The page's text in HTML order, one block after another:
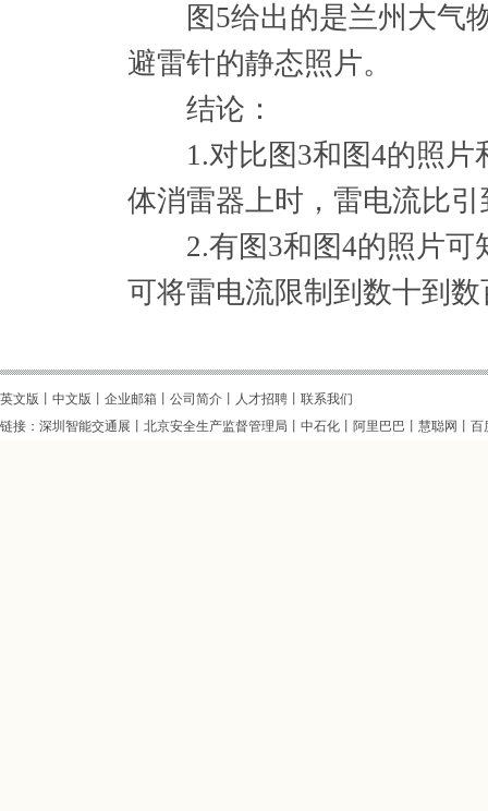
图5给出的是兰州大气物
避雷针的静态照片。
结论：
1.对比图3和图4的照片
体消雷器上时，雷电流比
2.有图3和图4的照片可
可将雷电流限制到数十到
英文版 中文版 丨企业邮箱丨 公司简介 人才招聘
联系我们
链接： 深圳智能交通展 北京安全生产监督管理局 中石化 阿里巴巴 慧聪网 百